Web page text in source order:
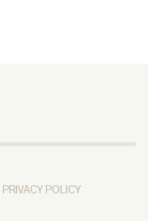
PRIVACY POLICY